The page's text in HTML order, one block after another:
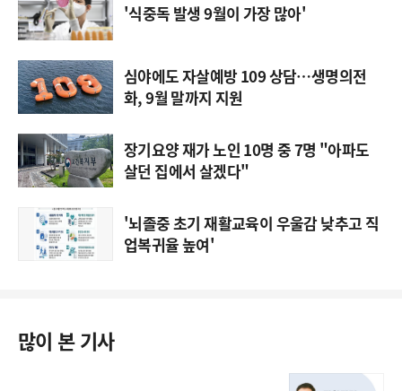
'식중독 발생 9월이 가장 많아'
심야에도 자살예방 109 상담…생명의전
화, 9월 말까지 지원
장기요양 재가 노인 10명 중 7명 "아파도
살던 집에서 살겠다"
'뇌졸중 초기 재활교육이 우울감 낮추고 직
업복귀율 높여'
많이 본 기사